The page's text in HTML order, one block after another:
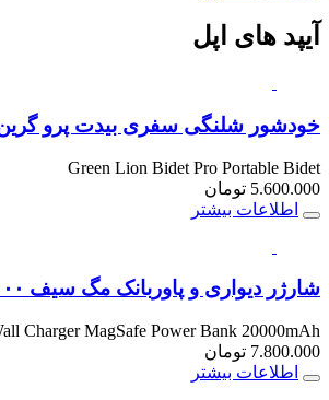
آیپد های اپل
خودشور شلنگی سفری بیدت پرو گرین
Green Lion Bidet Pro Portable Bidet
5.600.000 تومان
اطلاعات بیشتر
شارژر دیواری و پاوربانک مگ سیف ۲۰۰۰۰ پاورولوجی
Charger MagSafe Power Bank 20000mAh
7.800.000 تومان
اطلاعات بیشتر